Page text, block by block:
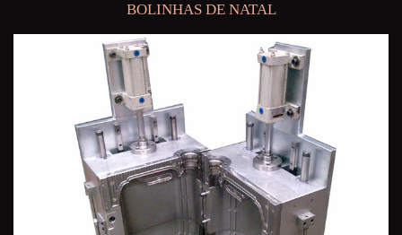
BOLINHAS DE NATAL